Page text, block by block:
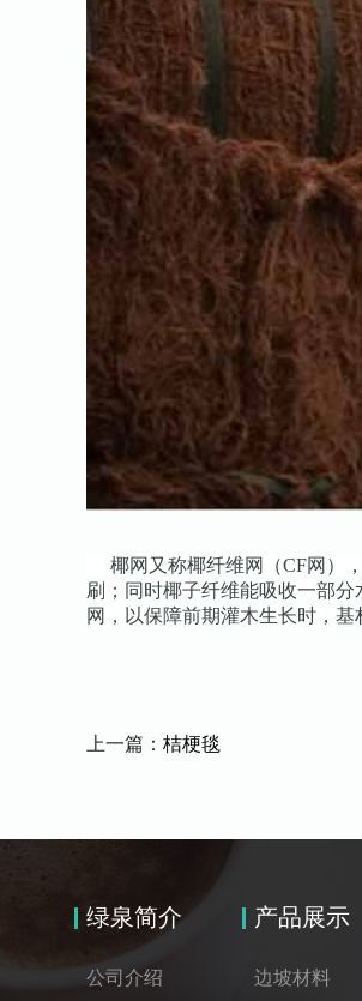
椰网又称椰纤维网（CF网）
刷；同时椰子纤维能吸收一部
网，以保障前期灌木生长时，基
上一篇： 桔梗毯
绿泉简介
公司介绍
产品展示
边坡材料